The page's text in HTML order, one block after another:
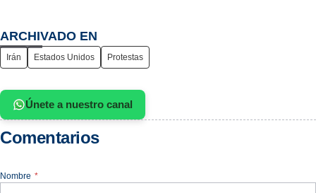
ARCHIVADO EN
Irán Estados Unidos Protestas
Únete a nuestro canal
Comentarios
Nombre *